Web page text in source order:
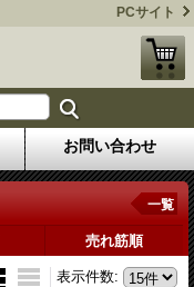
PCサイト
お問い合わせ
一覧
売れ筋順
表示件数: